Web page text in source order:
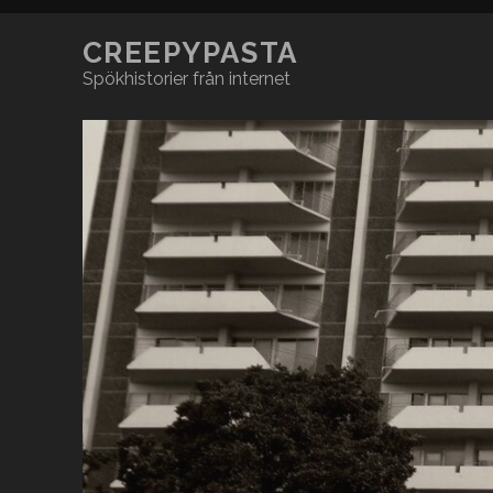
CREEPYPASTA
Spökhistorier från internet